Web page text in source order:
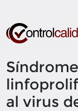
Skip to main
al virus